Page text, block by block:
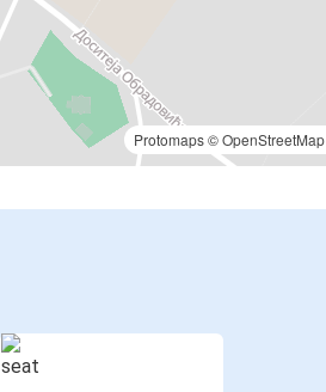
Protomaps©OpenStreetMap